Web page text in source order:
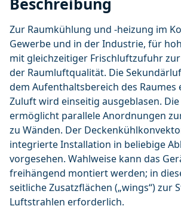
Zur Raumkühlung und -heizung im
Gewerbe und in der Industrie, für
mit gleichzeitiger Frischluftzufuhr
der Raumluftqualität. Die
dem Aufenthaltsbereich des Raumes
Zuluft wird einseitig ausgeblasen.
ermöglicht parallele Anordnungen
zu Wänden. Der
integrierte Installation in beliebige
vorgesehen. Wahlweise kann das
freihängend montiert werden; in
seitliche Zusatzflächen („wings“) zur
Luftstrahlen erforderlich.